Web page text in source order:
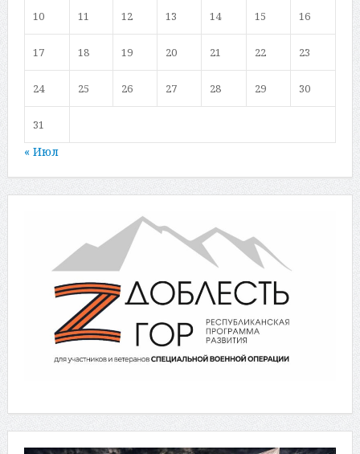
10 11 12 13 14 15 16
17 18 19 20 21 22 23
24 25 26 27 28 29 30
31
« Июл